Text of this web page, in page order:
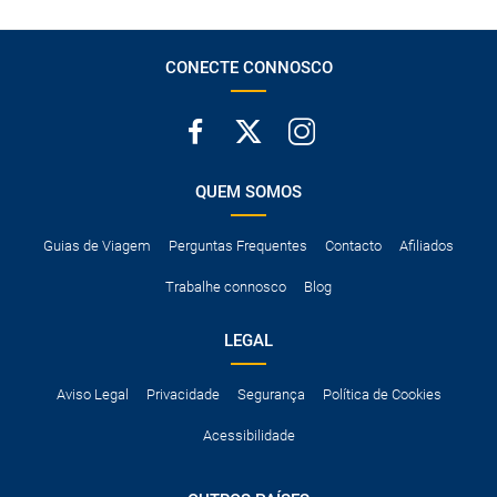
Acessórios opcionais como cadeiras de criança, correntes de
CONECTE CONNOSCO
QUEM SOMOS
Guias de Viagem Perguntas Frequentes Contacto Afiliados
Trabalhe connosco Blog
LEGAL
Aviso Legal Privacidade Segurança Política de Cookies
Acessibilidade